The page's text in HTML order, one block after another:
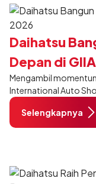
Daihatsu
Depan di
Mengambil
International Auto
komitmennya dalam
Manusia) melalui
Membangun Negeri”.
Selengkapnya